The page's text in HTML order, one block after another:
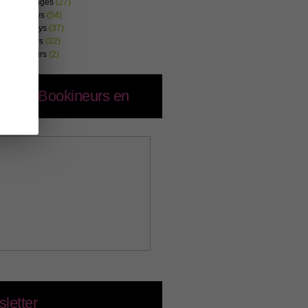
& Challenges (27)
& Mondays (54)
& Tuesdays (37)
& Sundays (32)
& Concours (2)
Bookineurs en